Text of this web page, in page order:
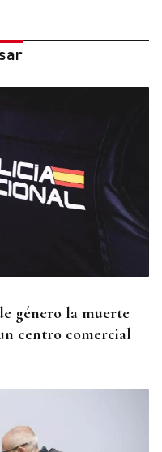
género la muerte
centro comercial